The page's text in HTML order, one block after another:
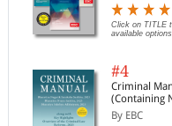
Lokhit Vad, Vidhik
Sahayata evam sevaye,
Lok Adalate tatha Para
By N V Paranjape
Click on TITLE
available
#4
Criminal
(Containing
Suraksha
By EBC